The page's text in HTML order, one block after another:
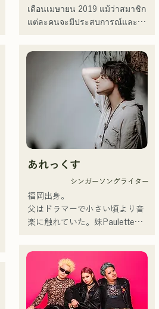
เดือนเมษายน 2019 แม้ว่าสมาชิก
แต่ละคนจะมีประสบการณ์และ
ใหม่โดยมีเป้าหมายทางดนตรีใหม่
เสียงร้องที่ใสสะอาดและเนื้อเพลง
ที่ติดหูของ CHiKa ประกอบกับ
ท่วงทำนองที่ชวนให้คิดถึง ได้รับ
การสนับสนุนจากหลากหลายรุ่น
บุคลิกเฉพาะตัวของสมาชิกแต่ละ
คนถูกนำมาใช้ประกอบดนตรี และ
ปัจจุบันพวกเขาแสดงดนตรีสด
ตามสถานที่จัดงานและกิจกรรม
กลางแจ้ง โดยส่วนใหญ่อยู่ในฟุกุ
โอกะ และยังโพสต์และสตรีม
วิดีโอบนโซเชียลมีเดียอย่างต่อ
あれっくす
シンガーソングライター
福岡出身。
父はドラマーで小さい頃より音
楽に触れていた。妹Pauletteも
クファミリー。
10代後半にアメリカへ4年半留
学。
現在はLOVE FMの"music